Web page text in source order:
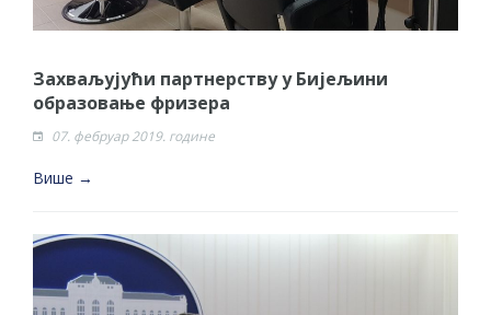
Захваљујући партнерству у Бијељини
образовање фризера
07. фебруар 2019. године
Више →